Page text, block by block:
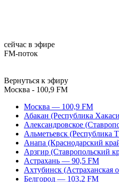
сейчас в эфире
FM-поток
Вернуться к эфиру
Москва - 100,9 FM
Москва — 100,9 FM
Абакан (Республика
Александровское
Альметьевск (Республика
Анапа (Краснодарский
Арзгир (Ставропольский
Астрахань — 90,5 FM
Ахтубинск (Астраханская
Белгород — 103,2 FM